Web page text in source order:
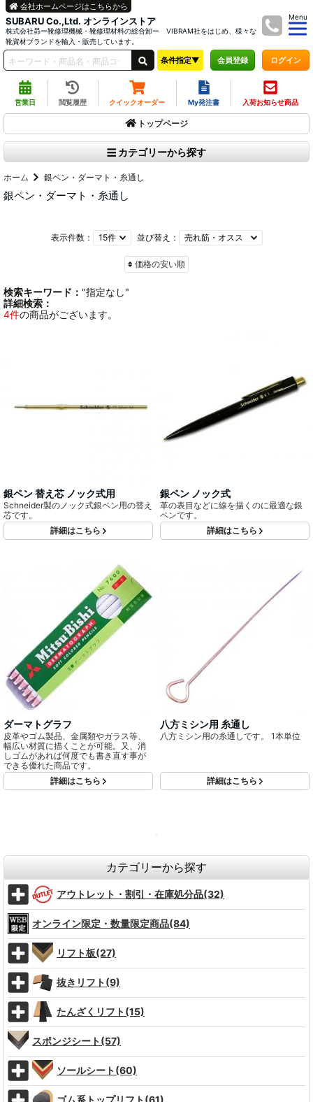
SUBARU Co.,Ltd. オンラインストア
株式会社昴ー靴修理機械・靴修理材料の総合卸ー VIBRAM社をはじめ、様々な
靴資材ブランドを輸入・販売しています。
Menu
会社ホームページはこちらから
条件指定▼ 会員登録 ログイン
営業日 閲覧履歴 クイックオーダー My発注書 入荷お知らせ商品
トップページ
カテゴリーから探す
ホーム 銀ペン・ダーマト・糸通し
銀ペン・ダーマト・糸通し
表示件数： 並び替え：
価格の安い順
検索キーワード： "指定なし"
詳細検索：
4件の商品がございます。
銀ペン 替え芯 ノック式用
Schneider製のノック式銀ペン用の替え
芯です。
詳細はこちら
銀ペン ノック式
革の表目などに線を描くのに最適な銀
ペンです。
詳細はこちら
ダーマトグラフ
皮革やゴム製品、金属類やガラス等、
幅広い材質に描くことが可能。又、消
しゴムがあれば何度でも書き直す事が
できる優れた商品です。
詳細はこちら
八方ミシン用 糸通し
八方ミシン用の糸通しです。 1本単位
詳細はこちら
カテゴリーから探す
アウトレット・割引・在庫処分品(32)
オンライン限定・数量限定商品(84)
リフト板(27)
抜きリフト(9)
たんざくリフト(15)
スポンジシート(57)
ソールシート(60)
ゴム系トップリフト(61)